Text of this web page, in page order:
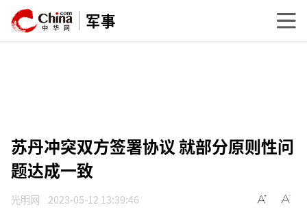
军事
苏丹冲突双方签署协议 就部分原则性问
题达成一致
光明网 2023-05-12 13:39:46